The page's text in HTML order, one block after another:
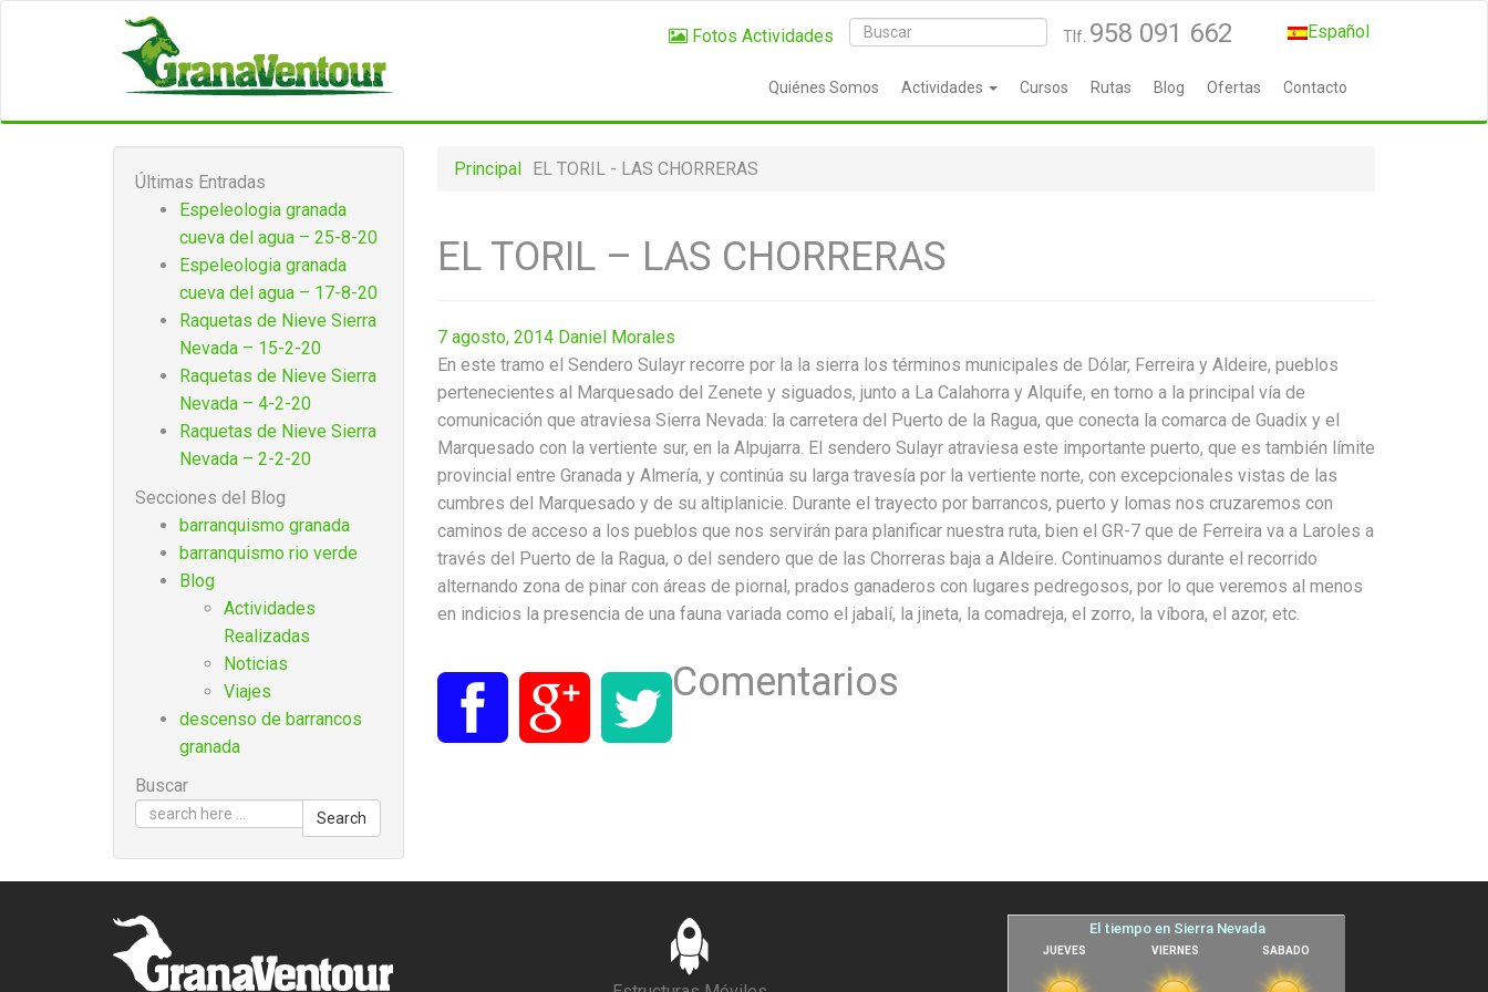
Español
Fotos Actividades Tlf. 958 091 662
Quiénes Somos Actividades Cursos Rutas Blog Ofertas Contacto
Principal EL TORIL - LAS CHORRERAS
EL TORIL – LAS CHORRERAS
7 agosto, 2014 Daniel Morales
En este tramo el Sendero Sulayr recorre por la la sierra los términos municipales de Dólar, Ferreira y Aldeire, pueblos
pertenecientes al Marquesado del Zenete y siguados, junto a La Calahorra y Alquife, en torno a la principal vía de
comunicación que atraviesa Sierra Nevada: la carretera del Puerto de la Ragua, que conecta la comarca de Guadix y el
Marquesado con la vertiente sur, en la Alpujarra. El sendero Sulayr atraviesa este importante puerto, que es también límite
provincial entre Granada y Almería, y continúa su larga travesía por la vertiente norte, con excepcionales vistas de las
cumbres del Marquesado y de su altiplanicie. Durante el trayecto por barrancos, puerto y lomas nos cruzaremos con
caminos de acceso a los pueblos que nos servirán para planificar nuestra ruta, bien el GR-7 que de Ferreira va a Laroles a
través del Puerto de la Ragua, o del sendero que de las Chorreras baja a Aldeire. Continuamos durante el recorrido
alternando zona de pinar con áreas de piornal, prados ganaderos con lugares pedregosos, por lo que veremos al menos
en indicios la presencia de una fauna variada como el jabalí, la jineta, la comadreja, el zorro, la víbora, el azor, etc.
Comentarios
Últimas Entradas
Espeleologia granada
cueva del agua – 25-8-20
Espeleologia granada
cueva del agua – 17-8-20
Raquetas de Nieve Sierra
Nevada – 15-2-20
Raquetas de Nieve Sierra
Nevada – 4-2-20
Raquetas de Nieve Sierra
Nevada – 2-2-20
Secciones del Blog
barranquismo granada
barranquismo rio verde
Blog
Actividades
Realizadas
Noticias
Viajes
descenso de barrancos
granada
Buscar
Search